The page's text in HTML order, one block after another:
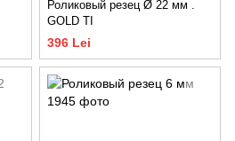
Роликовый резец Ø 22 мм .
GOLD TI
396 Lei